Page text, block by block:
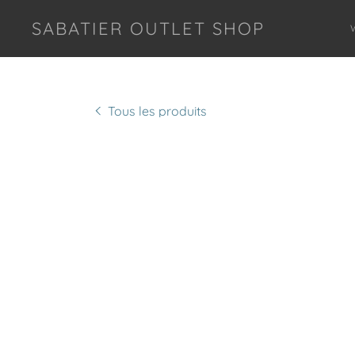
SABATIER OUTLET SHOP
Tous les produits